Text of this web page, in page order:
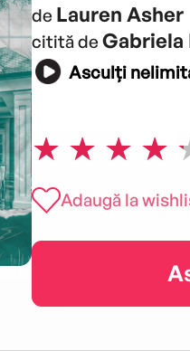
de Lauren Asher
citită de Gabriela
Asculți
Adaugă la